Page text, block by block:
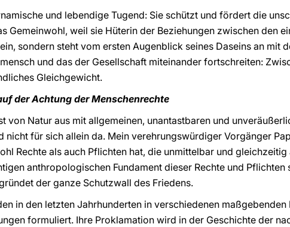
und lebendige Tugend: Sie schützt und fördert die
Gemeinwohl, weil sie Hüterin der Beziehungen zwischen den
sondern steht vom ersten Augenblick seines Daseins an mit
und das der Gesellschaft miteinander fortschreiten:
Gleichgewicht.
der Achtung der Menschenrechte
von Natur aus mit allgemeinen, unantastbaren und
nicht für sich allein da. Mein verehrungswürdiger Vorgänger
Rechte als auch Pflichten hat, die unmittelbar und
anthropologischen Fundament dieser Rechte und Pflichten
der ganze Schutzwall des Friedens.
in den letzten Jahrhunderten in verschiedenen
formuliert. Ihre Proklamation wird in der Geschichte der